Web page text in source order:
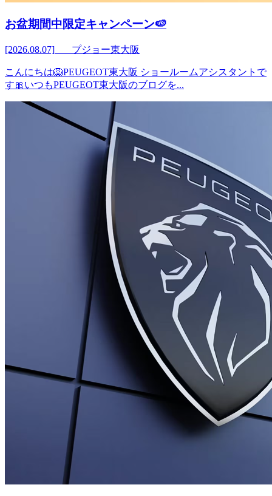
お盆期間中限定キャンペーン🍉
[2026.08.07] プジョー東大阪
こんにちは🦁PEUGEOT東大阪 ショールームアシスタントで
す🎀いつもPEUGEOT東大阪のブログを...